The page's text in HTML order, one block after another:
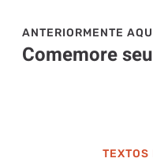
TEXTOS